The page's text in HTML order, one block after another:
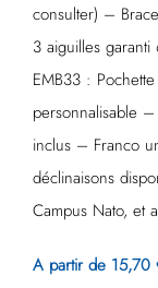
consulter) –
3 aiguilles
EMB33 :
personnalisable
inclus – Franco
déclinaisons
Campus Nato, et
A partir de